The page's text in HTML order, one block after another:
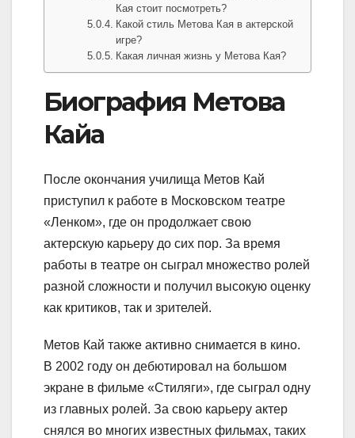
Кая стоит посмотреть?
Какой стиль Метова Кая в актерской
игре?
Какая личная жизнь у Метова Кая?
Биография Метова
Кайа
После окончания училища Метов Кай
приступил к работе в Московском театре
«Ленком», где он продолжает свою
актерскую карьеру до сих пор. За время
работы в театре он сыграл множество ролей
разной сложности и получил высокую оценку
как критиков, так и зрителей.
Метов Кай также активно снимается в кино.
В 2002 году он дебютировал на большом
экране в фильме «Стиляги», где сыграл одну
из главных ролей. За свою карьеру актер
снялся во многих известных фильмах, таких